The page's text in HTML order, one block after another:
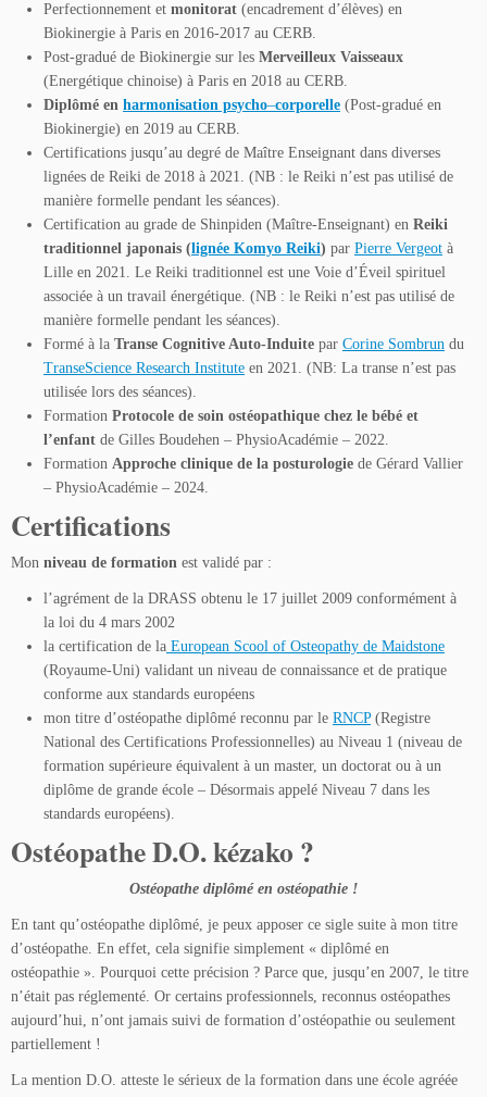
Perfectionnement et monitorat (encadrement d’élèves) en
Biokinergie à Paris en 2016-2017 au CERB.
Post-gradué de Biokinergie sur les Merveilleux Vaisseaux
(Energétique chinoise) à Paris en 2018 au CERB.
Diplômé en harmonisation psycho–corporelle (Post-gradué en
Biokinergie) en 2019 au CERB.
Certifications jusqu’au degré de Maître Enseignant dans diverses
lignées de Reiki de 2018 à 2021. (NB : le Reiki n’est pas utilisé de
manière formelle pendant les séances).
Certification au grade de Shinpiden (Maître-Enseignant) en Reiki
traditionnel japonais (lignée Komyo Reiki) par Pierre Vergeot à
Lille en 2021. Le Reiki traditionnel est une Voie d’Éveil spirituel
associée à un travail énergétique. (NB : le Reiki n’est pas utilisé de
manière formelle pendant les séances).
Formé à la Transe Cognitive Auto-Induite par Corine Sombrun du
TranseScience Research Institute en 2021. (NB: La transe n’est pas
utilisée lors des séances).
Formation Protocole de soin ostéopathique chez le bébé et
l’enfant de Gilles Boudehen – PhysioAcadémie – 2022.
Formation Approche clinique de la posturologie de Gérard Vallier
– PhysioAcadémie – 2024.
Certifications
Mon niveau de formation est validé par :
l’agrément de la DRASS obtenu le 17 juillet 2009 conformément à
la loi du 4 mars 2002
la certification de la European Scool of Osteopathy de Maidstone
(Royaume-Uni) validant un niveau de connaissance et de pratique
conforme aux standards européens
mon titre d’ostéopathe diplômé reconnu par le RNCP(Registre
National des Certifications Professionnelles) au Niveau 1 (niveau de
formation supérieure équivalent à un master, un doctorat ou à un
diplôme de grande école – Désormais appelé Niveau 7 dans les
standards européens).
Ostéopathe D.O. kézako ?
Ostéopathe diplômé en ostéopathie !
En tant qu’ostéopathe diplômé, je peux apposer ce sigle suite à mon titre
d’ostéopathe. En effet, cela signifie simplement « diplômé en
ostéopathie ». Pourquoi cette précision ? Parce que, jusqu’en 2007, le titre
n’était pas réglementé. Or certains professionnels, reconnus ostéopathes
aujourd’hui, n’ont jamais suivi de formation d’ostéopathie ou seulement
partiellement !
La mention D.O. atteste le sérieux de la formation dans une école agréée